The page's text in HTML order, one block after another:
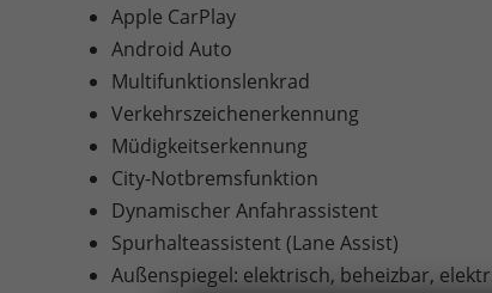
Apple CarPlay
Android Auto
Multifunktionslenkrad
Verkehrszeichenerkennung
Müdigkeitserkennung
City-Notbremsfunktion
Dynamischer Anfahrassistent
Spurhalteassistent (Lane Assist)
Außenspiegel: elektrisch, beheizbar,